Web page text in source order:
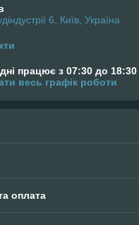
6, Київ, Україна
працює з 07:30 до 18:30
весь графік роботи
оплата